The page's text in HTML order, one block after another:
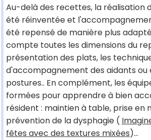
Au-delà des recettes, la réalisation
été réinventée et
été repensé de manière plus
compte toutes les dimensions du
présentation des plats, les
d'accompagnement des aidants ou
postures.. En complément, les
formées pour apprendre à bien
résident : maintien à table, prise en
prévention de la dysphagie (
fêtes avec des textures mixées)...